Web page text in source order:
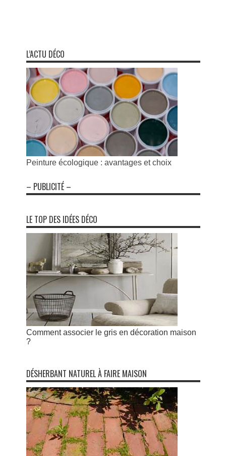
L’ACTU DÉCO
Peinture écologique : avantages et choix
– PUBLICITÉ –
LE TOP DES IDÉES DÉCO
Comment associer le gris en décoration maison
?
DÉSHERBANT NATUREL À FAIRE MAISON